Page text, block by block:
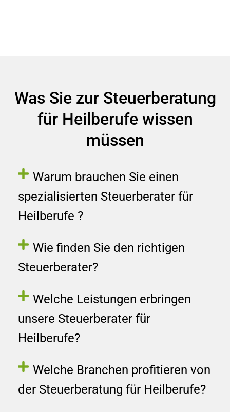
Was Sie zur Steuerberatung
für Heilberufe wissen
müssen
Warum brauchen Sie einen
spezialisierten Steuerberater für
Heilberufe ?
Wie finden Sie den richtigen
Steuerberater?
Welche Leistungen erbringen
unsere Steuerberater für
Heilberufe?
Welche Branchen profitieren von
der Steuerberatung für Heilberufe?